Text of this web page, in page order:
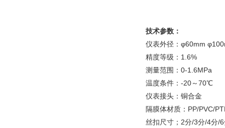
技术参数：
仪表外径：φ60mm
精度等级：1.6%
测量范围：0-1.6MPa
温度条件：-20～70℃
仪表接头：铜合金
隔膜体材质：PP/PVC/
丝扣尺寸；2分/3分/4分/